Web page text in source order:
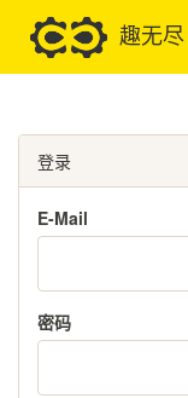
趣无尽
登录
E-Mail
密码